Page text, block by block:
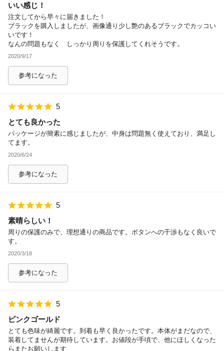
いい感じ！
注文してから早々に届きました！
ブラックを購入しましたが、画像通り少し艶のあるブラックでカッコい
いです！
なんの問題もなく しっかり周りを保護してくれそうです。
2020/9/17
参考になった
5
とても良かった
パッケージが簡素に感じましたが、中身は問題無く使えており、満足し
てます。
2020/6/24
参考になった
5
素晴らしい！
周りの保護のみで、理想通りの商品です。ボタンへの干渉もなく良いで
す。
2020/3/18
参考になった
5
ピンクゴールド
とても色味が綺麗です。到着も早く良かったです。本体がまだなので、
装着してませんが期待しています。お値段が手頃で、他にほしくなった
らまたお願いします